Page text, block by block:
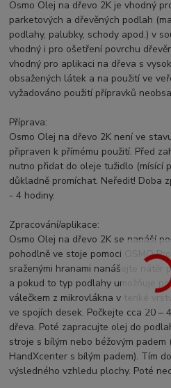
Osmo Olej na dřevo 2K je vhodný
parketových a dřevěných podlah
podlahy, palubky, schody apod.) v
vhodný i pro ošetření povrchu
vhodný pro aplikaci na dřeva s
obsažených látek a na použití ve
vyžadováno použití přípravků
Příprava:
Osmo Olej na dřevo 2K není ve
připraven k přímému použití. Před
nutno přidat do oleje tužidlo (mísící
důkladně promíchat. Neředit! Doba
- 4 hodiny.
Zpracování/aplikace:
Osmo Olej na dřevo 2K se nanáší
pohodlně ve stoje pomocí OSMO
sraženými hranami nanášejte nátěr
a pokud to typ podlahy umožňuje
válečkem z mikrovlákna v tenké
ve spojích desek. Počkejte cca 20 –
dřeva. Poté zapracujte olej do
stroje s bílým nebo béžovým
HandXcenter s bílým padem). Tím
výsledného vzhledu plochy. Poté